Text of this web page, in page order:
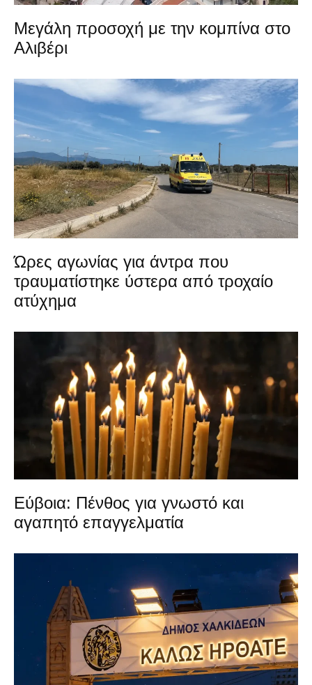
Μεγάλη προσοχή με την κομπίνα στο
Αλιβέρι
Ώρες αγωνίας για άντρα που
τραυματίστηκε ύστερα από τροχαίο
ατύχημα
Εύβοια: Πένθος για γνωστό και
αγαπητό επαγγελματία